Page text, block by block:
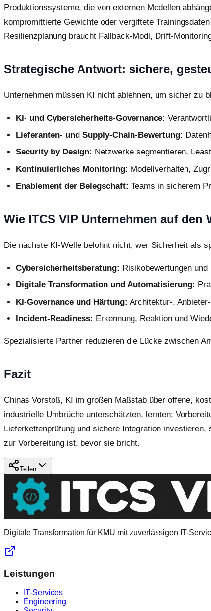
Produktionssysteme, die von externen Modellen
kompromittierte Gewichte oder vergiftete
Resilienzplanung braucht Fallback-Modi, Drift-
Strategische Antwort: sichere,
Unternehmen müssen KI nicht ablehnen, um sicher zu
KI- und Cybersicherheits-Governance:
Lieferanten- und Supply-Chain-Bewertung:
Security by Design: Netzwerke segmentieren,
Kontinuierliches Monitoring: Modellverhalten,
Enablement der Belegschaft: Teams in sicherem
Wie ITCS VIP Unternehmen auf den
Die nächste KI-Welle belohnt nicht, wer Sicherheit als
Cybersicherheitsberatung: Risikobewertungen
Digitale Transformation und Automatisierung:
KI-Governance und Härtung: Architektur-,
Incident-Readiness: Erkennung, Reaktion und
Spezialisierte Partner reduzieren die Lücke zwischen
Fazit
Chinas Vorstoß, KI im großen Maßstab über offene,
industrielle Umbrüche unterschätzten, lernten:
Lieferkettenprüfung und sichere Integration
zur Vorbereitung ist, bevor sie bricht.
Teilen
Digitale Transformation für KMU mit zuverlässigen IT-
Leistungen
IT-Services
Engineering